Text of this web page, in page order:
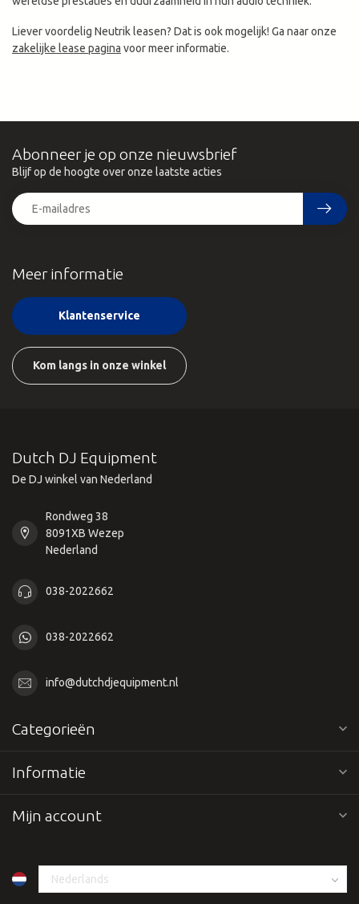
Liever voordelig Neutrik leasen? Dat is ook mogelijk! Ga naar onze
zakelijke lease pagina voor meer informatie.
Meer informatie
Klantenservice
Kom langs in onze winkel
Abonneer je op onze nieuwsbrief
Blijf op de hoogte over onze laatste acties
Dutch DJ Equipment
De DJ winkel van Nederland
Rondweg 38
8091XB Wezep
Nederland
038-2022662
038-2022662
info@dutchdjequipment.nl
Categorieën
Informatie
Mijn account